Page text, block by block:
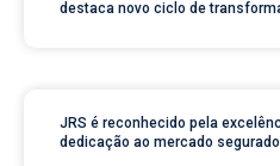
destaca novo ciclo de
JRS é reconhecido pela
dedicação ao mercado